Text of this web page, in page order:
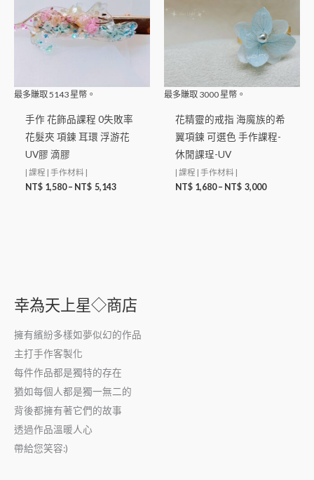
幸為天上星◇商店
擁有繽紛多樣如夢似幻的作品
主打手作客製化
每件作品都是獨特的存在
猶如每個人都是獨一無二的
背後都擁有著它們的故事
透過作品溫暖人心
帶給您笑容:)
最多賺取5143 星幣。
手作 花飾品課程 0失敗率
花髮夾 項鍊 耳環 浮游花
UV膠 滴膠
| 課程 | 手作材料 |
NT$ 1,580– NT$ 5,143
最多賺取 3000 星幣。
花精靈的戒指 海魔族的希
翼項鍊 可選色 手作課程-
休閒課珵-UV
| 課程 | 手作材料 |
NT$ 1,680– NT$ 3,000